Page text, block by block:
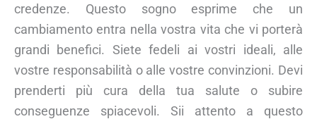
credenze. Questo sogno esprime che un
cambiamento entra nella vostra vita che vi porterà
grandi benefici. Siete fedeli ai vostri ideali, alle
vostre responsabilità o alle vostre convinzioni. Devi
prenderti più cura della tua salute o subire
conseguenze spiacevoli. Sii attento a questo